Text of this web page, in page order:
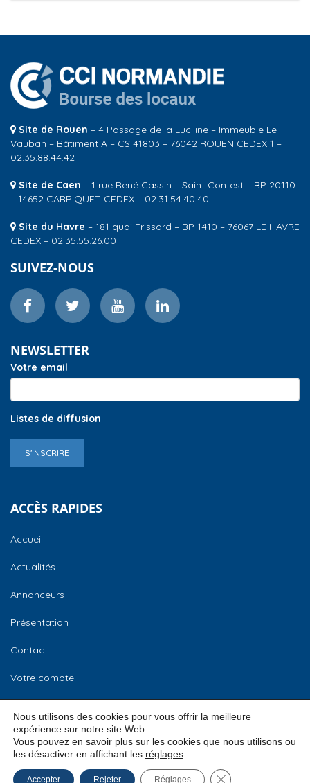
Site de Rouen – 4 Passage de la Luciline – Immeuble Le
Vauban – Bâtiment A – CS 41803 – 76042 ROUEN CEDEX 1 –
02.35.88.44.42
Site de Caen – 1 rue René Cassin – Saint Contest – BP 20110
– 14652 CARPIQUET CEDEX – 02.31.54.40.40
Site du Havre – 181 quai Frissard – BP 1410 – 76067 LE HAVRE
CEDEX – 02.35.55.26.00
SUIVEZ-NOUS
NEWSLETTER
Votre email
Listes de diffusion
S'INSCRIRE
ACCÈS RAPIDES
Accueil
Actualités
Annonceurs
Présentation
Contact
Votre compte
Mentions légales
© 2026CCI Normandie –
Nous utilisons des cookies pour vous offrir la meilleure
expérience sur notre site Web.
Vous pouvez en savoir plus sur les cookies que nous utilisons ou
les désactiver en affichant les réglages
Accepter Rejeter Réglages Fermer la bannière